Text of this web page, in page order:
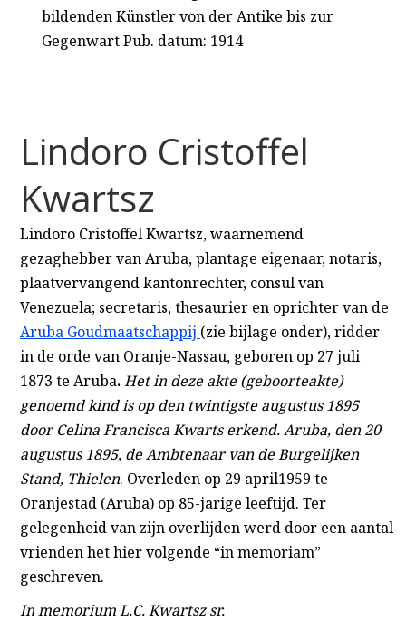
bildenden Künstler von der Antike bis zur
Gegenwart Pub. datum: 1914
Lindoro Cristoffel
Kwartsz
Lindoro Cristoffel Kwartsz, waarnemend
gezaghebber van Aruba, plantage eigenaar, notaris,
plaatvervangend kantonrechter, consul van
Venezuela; secretaris, thesaurier en oprichter van de
Aruba Goudmaatschappij (zie bijlage onder), ridder
in de orde van Oranje-Nassau, geboren op 27 juli
1873 te Aruba.Het in deze akte (geboorteakte)
genoemd kind is op den twintigste augustus 1895
door Celina Francisca Kwarts erkend.Aruba, den 20
augustus 1895, de Ambtenaar van de Burgelijken
Stand, Thielen. Overleden op 29 april1959 te
Oranjestad (Aruba) op 85-jarige leeftijd. Ter
gelegenheid van zijn overlijden werd door een aantal
vrienden het hier volgende “in memoriam”
geschreven.
In memorium L.C. Kwartsz sr.